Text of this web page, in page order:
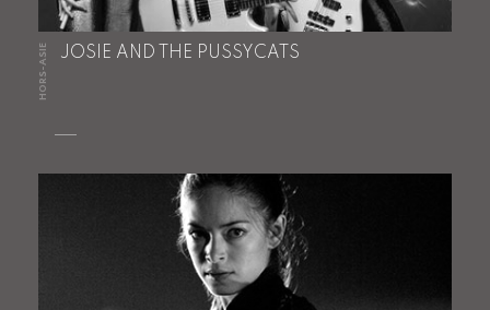
HORS-ASIE JOSIE AND THE PUSSYCATS